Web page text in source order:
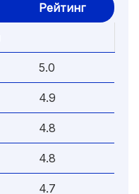
Рейтинг
5.0
4.9
4.8
4.8
4.7